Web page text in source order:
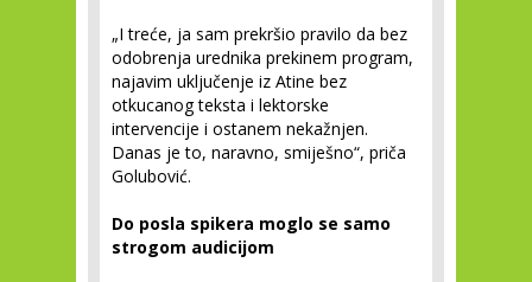
„I treće, ja sam prekršio pravilo da bez
odobrenja urednika prekinem program,
najavim uključenje iz Atine bez
otkucanog teksta i lektorske
intervencije i ostanem nekažnjen.
Danas je to, naravno, smiješno“, priča
Golubović.
Do posla spikera moglo se samo
strogom audicijom